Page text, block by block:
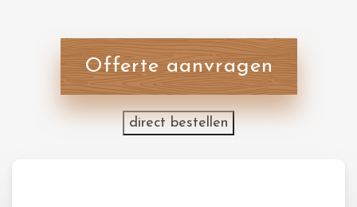
Offerte aanvragen
direct bestellen